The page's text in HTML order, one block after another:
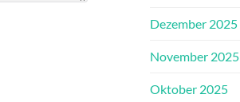
Dezember 2025
November 2025
Oktober 2025